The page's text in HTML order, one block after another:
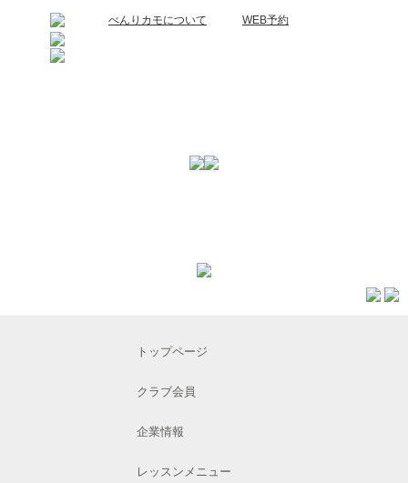
べんりカモについて WEB予約
トップページ
クラブ会員
企業情報
レッスンメニュー